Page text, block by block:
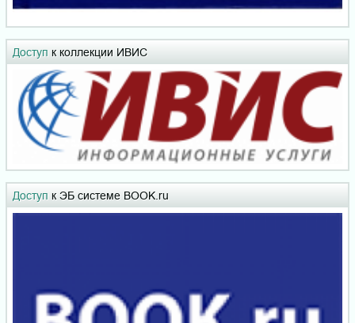
Доступ к коллекции ИВИС
Доступ к ЭБ системе BOOK.ru